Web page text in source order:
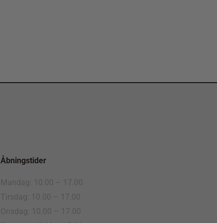
Åbningstider
Mandag: 10.00 – 17.00
Tirsdag: 10.00 – 17.00
Onsdag: 10.00 – 17.00